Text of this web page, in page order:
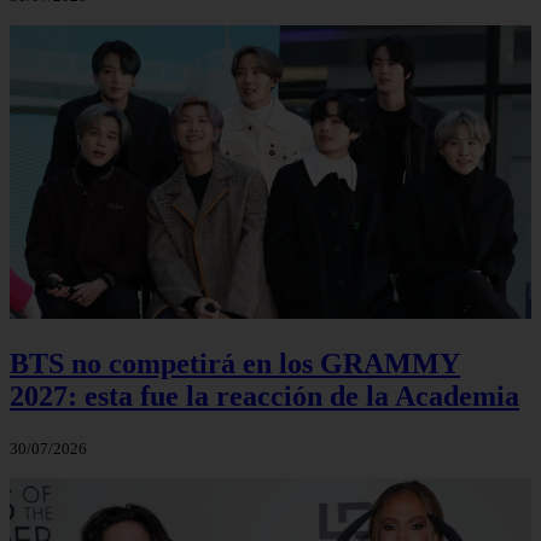
BTS no competirá en los GRAMMY
2027: esta fue la reacción de la Academia
30/07/2026